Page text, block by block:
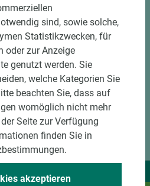
sind, sowie solche,
Statistikzwecken, für
oder zur Anzeige
genutzt werden. Sie
welche Kategorien Sie
beachten Sie, dass auf
womöglich nicht mehr
Seite zur Verfügung
finden Sie in
akzeptieren